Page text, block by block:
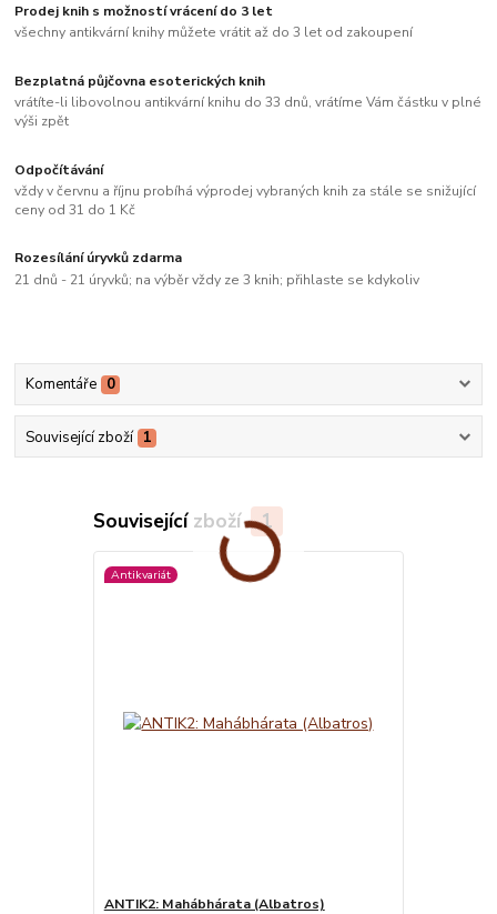
Prodej knih s možností vrácení do 3 let
všechny antikvární knihy můžete vrátit až do 3 let od zakoupení
Bezplatná půjčovna esoterických knih
vrátíte-li libovolnou antikvární knihu do 33 dnů, vrátíme Vám částku v plné
výši zpět
Odpočítávání
vždy v červnu a říjnu probíhá výprodej vybraných knih za stále se snižující
ceny od 31 do 1 Kč
Rozesílání úryvků zdarma
21 dnů - 21 úryvků; na výběr vždy ze 3 knih; přihlaste se kdykoliv
Komentáře 0
Související zboží 1
Související zboží 1
Antikvariát
ANTIK2: Mahábhárata (Albatros)